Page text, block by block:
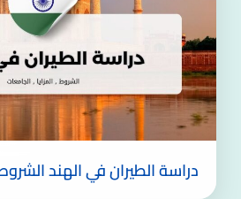
دراسة الطيران في الهند